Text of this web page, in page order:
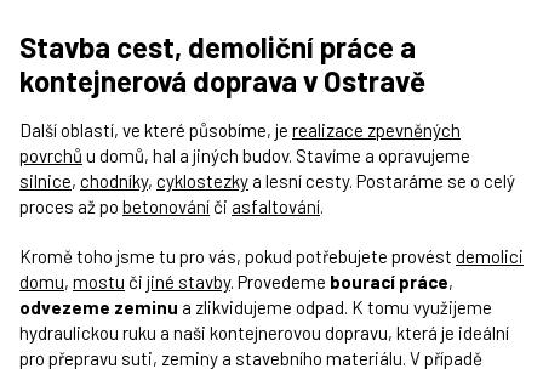
Stavba cest, demoliční práce a
kontejnerová doprava v Ostravě
Další oblastí, ve které působíme, je realizace zpevněných
povrchů u domů, hal a jiných budov. Stavíme a opravujeme
silnice, chodníky, cyklostezky a lesní cesty. Postaráme se o celý
proces až po betonování či asfaltování.
Kromě toho jsme tu pro vás, pokud potřebujete provést demolici
domu, mostu či jiné stavby. Provedeme bourací práce,
odvezeme zeminu a zlikvidujeme odpad. K tomu využijeme
hydraulickou ruku a naši kontejnerovou dopravu, která je ideální
pro přepravu suti, zeminy a stavebního materiálu. V případě